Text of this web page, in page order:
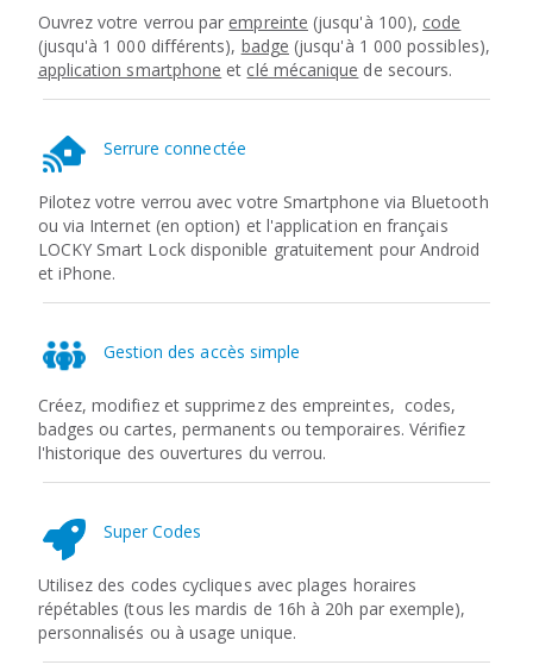
Ouvrez votre verrou par empreinte (jusqu'à 100), code
(jusqu'à 1 000 différents), badge (jusqu'à 1 000 possibles),
application smartphone et clé mécanique de secours.
Serrure connectée
Pilotez votre verrou avec votre Smartphone via Bluetooth
ou via Internet (en option) et l'application en français
LOCKY Smart Lock disponible gratuitement pour Android
et iPhone.
Gestion des accès simple
Créez, modifiez et supprimez des empreintes, codes,
badges ou cartes, permanents ou temporaires. Vérifiez
l'historique des ouvertures du verrou.
Super Codes
Utilisez des codes cycliques avec plages horaires
répétables (tous les mardis de 16h à 20h par exemple),
personnalisés ou à usage unique.